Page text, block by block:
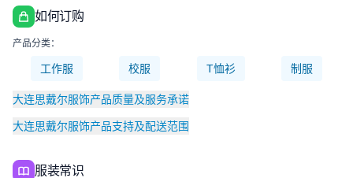
如何订购
产品分类：
工作服 校服 T恤衫 制服
大连思戴尔服饰产品质量及服务承诺
大连思戴尔服饰产品支持及配送范围
服装常识